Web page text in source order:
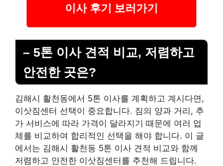
이사 후기 보러가기
– 5톤 이사 견적 비교, 저렴하고
안전한 곳은?
김해시 활천동에서 5톤 이사를 계획하고 계시다면,
이삿짐센터 선택이 중요합니다. 짐의 양과 거리, 추
가 서비스에 따라 가격이 달라지기 때문에 여러 업
체를 비교하여 합리적인 선택을 해야 합니다. 이 글
에서는 김해시 활천동 5톤 이사 견적 비교와 함께
저렴하고 안전한 이삿짐센터를 추천해 드립니다.